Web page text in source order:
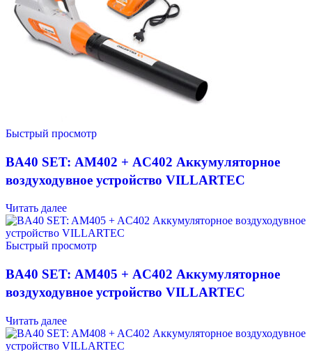
Быстрый просмотр
BA40 SET: AM402 + AC402 Аккумуляторное
воздуходувное устройство VILLARTEC
Читать далее
Быстрый просмотр
BA40 SET: AM405 + AC402 Аккумуляторное
воздуходувное устройство VILLARTEC
Читать далее